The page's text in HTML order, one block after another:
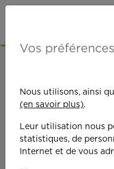
Vos
Nous utilisons, ainsi
(en savoir plus).
Leur utilisation nous
statistiques, de
Internet et de vous